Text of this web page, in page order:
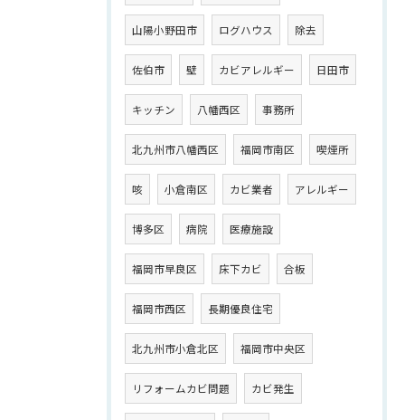
山陽小野田市 ログハウス 除去
佐伯市 壁 カビアレルギー 日田市
キッチン 八幡西区 事務所
北九州市八幡西区 福岡市南区 喫煙所
咳 小倉南区 カビ業者 アレルギー
博多区 病院 医療施設
福岡市早良区 床下カビ 合板
福岡市西区 長期優良住宅
北九州市小倉北区 福岡市中央区
リフォームカビ問題 カビ発生